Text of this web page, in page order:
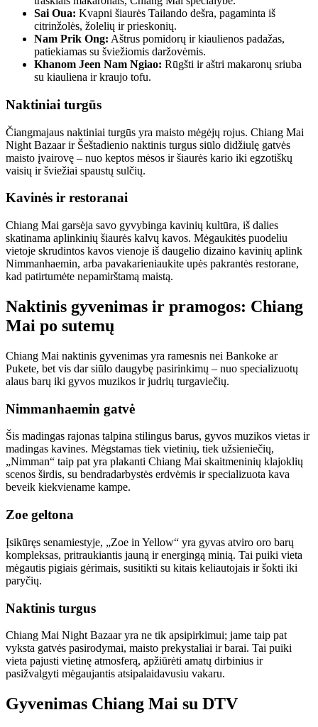
Sai Oua: Kvapni šiaurės Tailando dešra, pagaminta iš
citrinžolės, žolelių ir prieskonių.
Nam Prik Ong: Aštrus pomidorų ir kiaulienos padažas,
patiekiamas su šviežiomis daržovėmis.
Khanom Jeen Nam Ngiao: Rūgšti ir aštri makaronų sriuba
su kiauliena ir kraujo tofu.
Naktiniai turgūs
Čiangmajaus naktiniai turgūs yra maisto mėgėjų rojus. Chiang Mai
Night Bazaar ir Šeštadienio naktinis turgus siūlo didžiulę gatvės
maisto įvairovę – nuo keptos mėsos ir šiaurės kario iki egzotiškų
vaisių ir šviežiai spaustų sulčių.
Kavinės ir restoranai
Chiang Mai garsėja savo gyvybinga kavinių kultūra, iš dalies
skatinama aplinkinių šiaurės kalvų kavos. Mėgaukitės puodeliu
vietoje skrudintos kavos vienoje iš daugelio dizaino kavinių aplink
Nimmanhaemin, arba pavakarieniaukite upės pakrantės restorane,
kad patirtumėte nepamirštamą maistą.
Naktinis gyvenimas ir pramogos: Chiang
Mai po sutemų
Chiang Mai naktinis gyvenimas yra ramesnis nei Bankoke ar
Pukete, bet vis dar siūlo daugybę pasirinkimų – nuo specializuotų
alaus barų iki gyvos muzikos ir judrių turgaviečių.
Nimmanhaemin gatvė
Šis madingas rajonas talpina stilingus barus, gyvos muzikos vietas ir
madingas kavines. Mėgstamas tiek vietinių, tiek užsieniečių,
„Nimman“ taip pat yra plakanti Chiang Mai skaitmeninių klajoklių
scenos širdis, su bendradarbystės erdvėmis ir specializuota kava
beveik kiekviename kampe.
Zoe geltona
Įsikūręs senamiestyje, „Zoe in Yellow“ yra gyvas atviro oro barų
kompleksas, pritraukiantis jauną ir energingą minią. Tai puiki vieta
mėgautis pigiais gėrimais, susitikti su kitais keliautojais ir šokti iki
paryčių.
Naktinis turgus
Chiang Mai Night Bazaar yra ne tik apsipirkimui; jame taip pat
vyksta gatvės pasirodymai, maisto prekystaliai ir barai. Tai puiki
vieta pajusti vietinę atmosferą, apžiūrėti amatų dirbinius ir
pasižvalgyti mėgaujantis atsipalaidavusiu vakaru.
Gyvenimas Chiang Mai su DTV